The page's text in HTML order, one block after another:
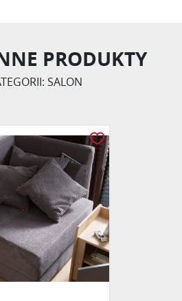
PRODUKTY
SALON